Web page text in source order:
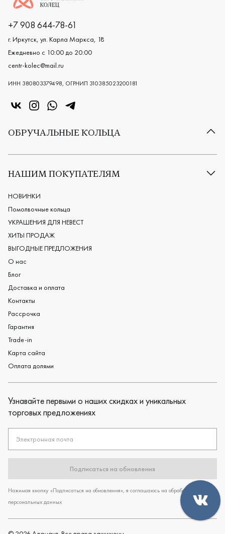
+7 908 644-78-61
г. Иркутск, ул. Карла Маркса, 18
Ежедневно с 10:00 до 20:00
centr-kolec@mail.ru
ИНН 380803379498, ОГРНИП 310385023200181
«Центр колец» в VK
«Центр колец» в Instagram
«Центр колец» в Whatsapp
«Центр колец» в Telegram
ОБРУЧАЛЬНЫЕ КОЛЬЦА
Все обручальные кольца
Европейские обручальные кольца
Мужские обручальные кольца
Женские обручальные кольца
Обручальные кольца из платины
Дизайнерские обручальные кольца
Черные обручальные кольца
НАШИМ ПОКУПАТЕЛЯМ
НОВИНКИ
Помолвочные кольца
УКРАШЕНИЯ ДЛЯ НЕВЕСТ
ХИТЫ ПРОДАЖ
ВЫГОДНЫЕ ПРЕДЛОЖЕНИЯ
О нас
Блог
Доставка и оплата
Контакты
Рассрочка
Гарантия
Trade-in
Карта сайта
Оплата долями
Узнавайте первыми о наших скидках и уникальных
торговых предложениях
Электронная почта
Подписаться на обновления
Нажимая кнопку «Подписаться на обновления», я соглашаюсь на обработку
персональных данных